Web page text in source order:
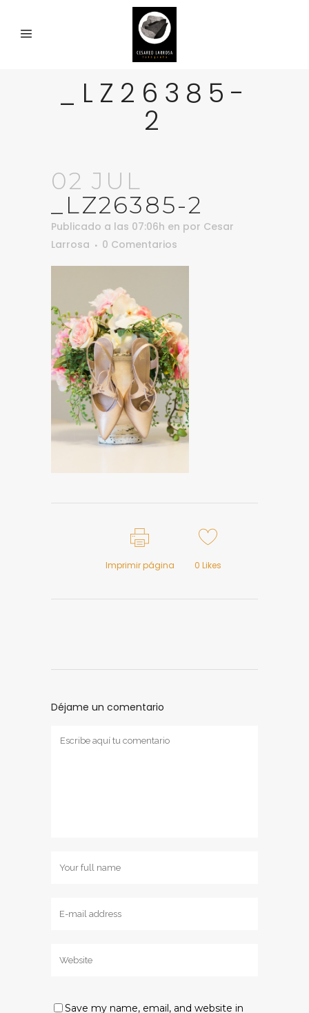
_LZ26385-
2
02 JUL
_LZ26385-2
Publicado a las 07:06h en por Cesar
Larrosa
0 Comentarios
Imprimir página 0 Likes
Déjame un comentario
Save my name, email, and website in